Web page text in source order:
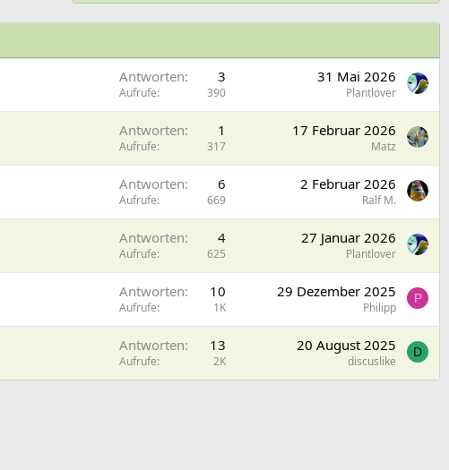
Antworten 3
Aufrufe 390
31 Mai 2026
Plantlover
Antworten 1
Aufrufe 317
17 Februar 2026
Matz
Antworten 6
Aufrufe 669
2 Februar 2026
Ralf M.
Antworten 4
Aufrufe 625
27 Januar 2026
Plantlover
Antworten 10
Aufrufe 1K
29 Dezember 2025
Philipp
P
Antworten 13
Aufrufe 2K
20 August 2025
discuslike
D